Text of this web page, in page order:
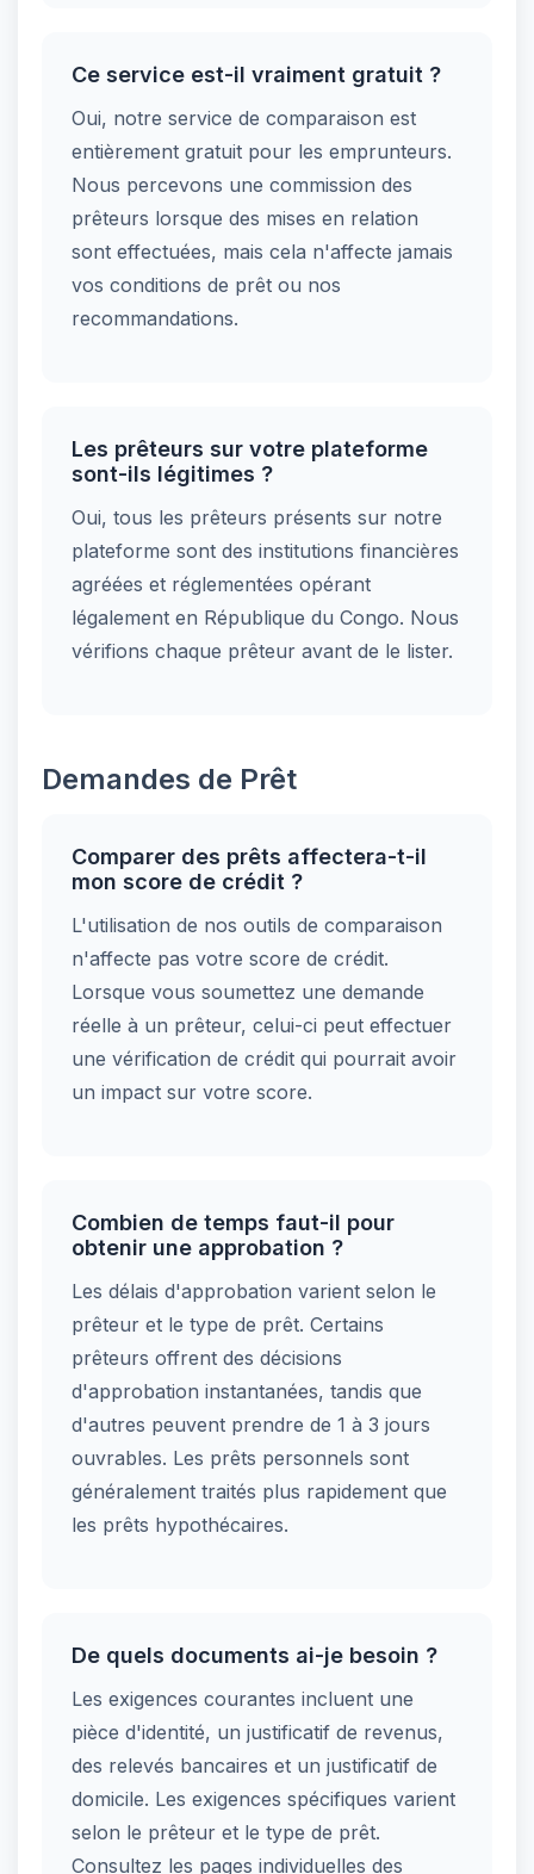
Ce service est-il vraiment gratuit ?
Oui, notre service de comparaison est
entièrement gratuit pour les emprunteurs.
Nous percevons une commission des
prêteurs lorsque des mises en relation
sont effectuées, mais cela n'affecte jamais
vos conditions de prêt ou nos
recommandations.
Les prêteurs sur votre plateforme
sont-ils légitimes ?
Oui, tous les prêteurs présents sur notre
plateforme sont des institutions financières
agréées et réglementées opérant
légalement en République du Congo. Nous
vérifions chaque prêteur avant de le lister.
Demandes de Prêt
Comparer des prêts affectera-t-il
mon score de crédit ?
L'utilisation de nos outils de comparaison
n'affecte pas votre score de crédit.
Lorsque vous soumettez une demande
réelle à un prêteur, celui-ci peut effectuer
une vérification de crédit qui pourrait avoir
un impact sur votre score.
Combien de temps faut-il pour
obtenir une approbation ?
Les délais d'approbation varient selon le
prêteur et le type de prêt. Certains
prêteurs offrent des décisions
d'approbation instantanées, tandis que
d'autres peuvent prendre de 1 à 3 jours
ouvrables. Les prêts personnels sont
généralement traités plus rapidement que
les prêts hypothécaires.
De quels documents ai-je besoin ?
Les exigences courantes incluent une
pièce d'identité, un justificatif de revenus,
des relevés bancaires et un justificatif de
domicile. Les exigences spécifiques varient
selon le prêteur et le type de prêt.
Consultez les pages individuelles des